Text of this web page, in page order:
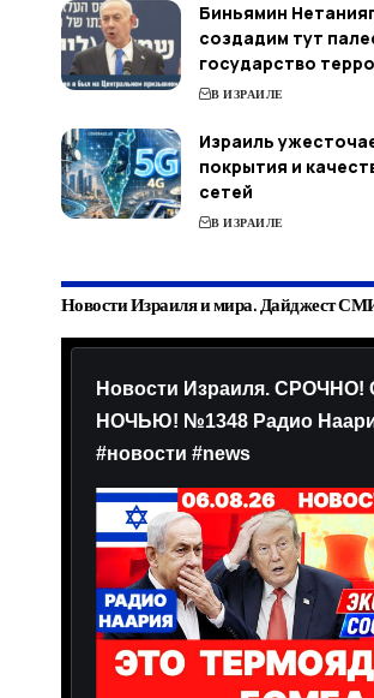
Биньямин
создадим тут
государство
В ИЗРАИЛЕ
Израиль
покрытия и
сетей
В ИЗРАИЛЕ
Новости Израиля и мира. Дайджест